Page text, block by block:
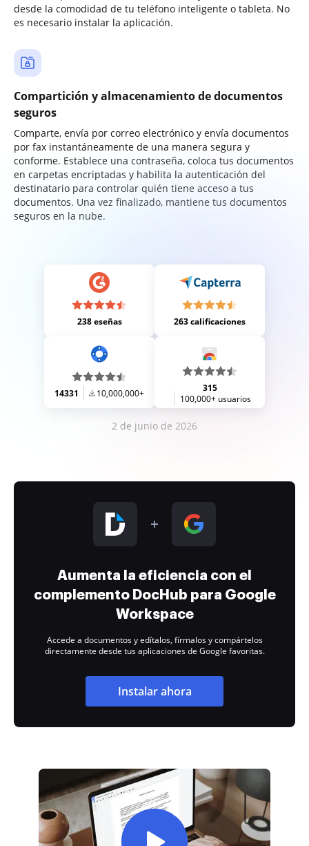
desde la comodidad de tu teléfono inteligente o tableta. No
es necesario instalar la aplicación.
Compartición y almacenamiento de documentos
seguros
Comparte, envía por correo electrónico y envía documentos
por fax instantáneamente de una manera segura y
conforme. Establece una contraseña, coloca tus documentos
en carpetas encriptadas y habilita la autenticación del
destinatario para controlar quién tiene acceso a tus
documentos. Una vez finalizado, mantiene tus documentos
seguros en la nube.
238 eseñas 263 calificaciones
14331 10,000,000+
315
100,000+ usuarios
2 de junio de 2026
Aumenta la eficiencia con el
complemento DocHub para Google
Workspace
Accede a documentos y edítalos, fírmalos y compártelos
directamente desde tus aplicaciones de Google favoritas.
Instalar ahora